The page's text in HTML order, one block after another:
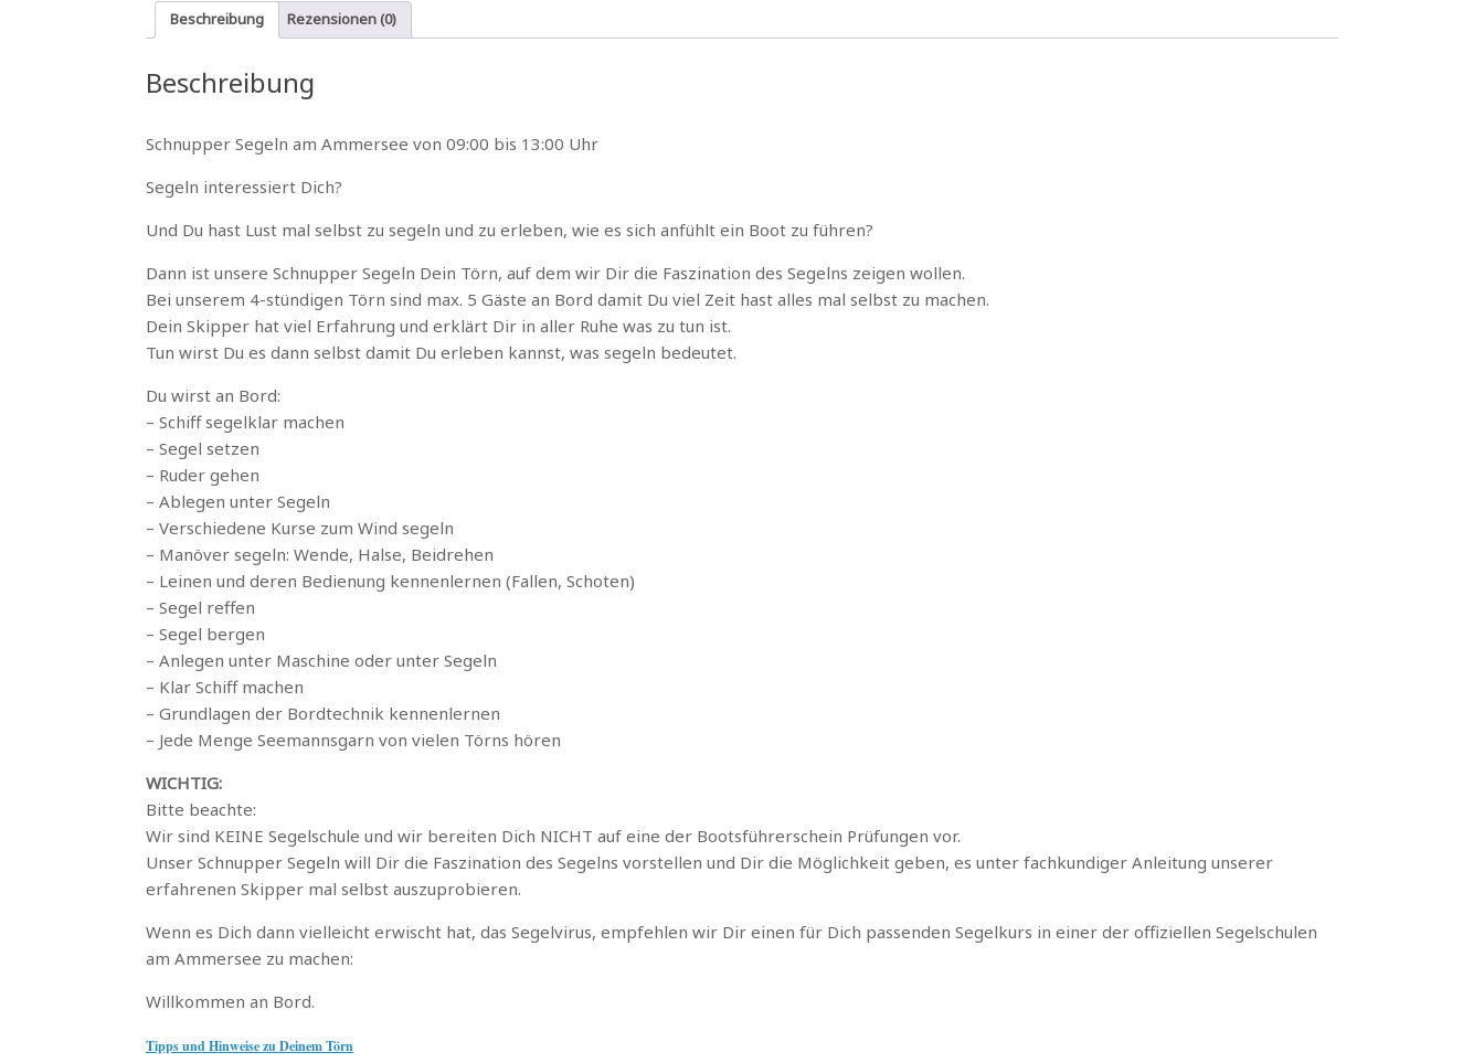
Beschreibung Rezensionen (0)
Beschreibung
Schnupper Segeln am Ammersee von 09:00 bis 13:00 Uhr
Segeln interessiert Dich?
Und Du hast Lust mal selbst zu segeln und zu erleben, wie es sich anfühlt ein Boot zu führen?
Dann ist unsere Schnupper Segeln Dein Törn, auf dem wir Dir die Faszination des Segelns zeigen wollen.
Bei unserem 4-stündigen Törn sind max. 5 Gäste an Bord damit Du viel Zeit hast alles mal selbst zu machen.
Dein Skipper hat viel Erfahrung und erklärt Dir in aller Ruhe was zu tun ist.
Tun wirst Du es dann selbst damit Du erleben kannst, was segeln bedeutet.
Du wirst an Bord:
– Schiff segelklar machen
– Segel setzen
– Ruder gehen
– Ablegen unter Segeln
– Verschiedene Kurse zum Wind segeln
– Manöver segeln: Wende, Halse, Beidrehen
– Leinen und deren Bedienung kennenlernen (Fallen, Schoten)
– Segel reffen
– Segel bergen
– Anlegen unter Maschine oder unter Segeln
– Klar Schiff machen
– Grundlagen der Bordtechnik kennenlernen
– Jede Menge Seemannsgarn von vielen Törns hören
WICHTIG:
Bitte beachte:
Wir sind KEINE Segelschule und wir bereiten Dich NICHT auf eine der Bootsführerschein Prüfungen vor.
Unser Schnupper Segeln will Dir die Faszination des Segelns vorstellen und Dir die Möglichkeit geben, es unter fachkundiger Anleitung unserer
erfahrenen Skipper mal selbst auszuprobieren.
Wenn es Dich dann vielleicht erwischt hat, das Segelvirus, empfehlen wir Dir einen für Dich passenden Segelkurs in einer der offiziellen Segelschulen
am Ammersee zu machen:
Willkommen an Bord.
Tipps und Hinweise zu Deinem Törn